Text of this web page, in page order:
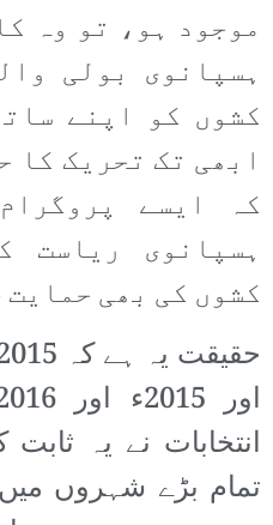
موجود ہو، تو وہ
ہسپانوی بولی
کشوں کو اپنے
ابھی تک تحریک کا
کہ ایسے
ہسپانوی ریاست
کشوں کی بھی
انتخابات نے یہ ثابت
تمام بڑے شہروں